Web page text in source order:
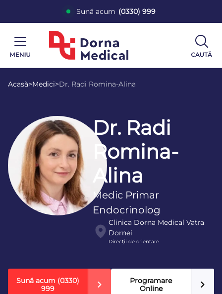
Sună acum (0330) 999
Acasă>Medici>Dr. Radi Romina-Alina
Dr. Radi
Romina-
Alina
Medic Primar
Endocrinolog
Clinica Dorna Medical Vatra
Dornei
Direcţii de orientare
Sună acum (0330)
999
Programare
Online